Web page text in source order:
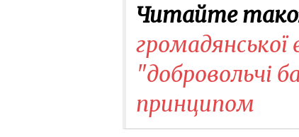
Читайте
"добровольчі
принципом